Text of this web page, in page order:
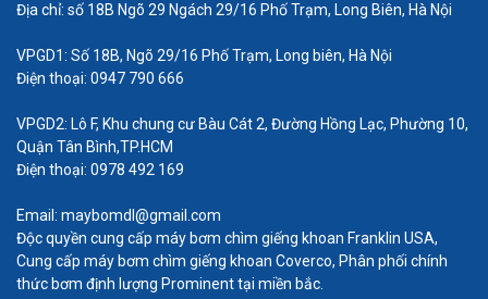
Công ty Nhất Tâm Phát là một công ty hàng đầu
trong lĩnh vực cung cấp và phân phối các sản
phẩm máy bơm và thiết bị xử lý nước. Chúng tôi tự
hào là đối tác tin cậy của nhiều khách hàng trong
ngành công nghiệp, xây dựng, nông nghiệp và hệ
thống xử lý nước.
Địa chỉ: số 18B Ngõ 29 Ngách 29/16 Phố Trạm, Long Biên, Hà Nội
VPGD1: Số 18B, Ngõ 29/16 Phố Trạm, Long biên, Hà Nội
Điện thoại: 0947 790 666
VPGD2: Lô F, Khu chung cư Bàu Cát 2, Đường Hồng Lạc, Phường 10,
Quận Tân Bình,TP.HCM
Điện thoại: 0978 492 169
Email: maybomdl@gmail.com
Độc quyền cung cấp máy bơm chìm giếng khoan Franklin USA,
Cung cấp máy bơm chìm giếng khoan Coverco, Phân phối chính
thức bơm định lượng Prominent tại miền bắc.